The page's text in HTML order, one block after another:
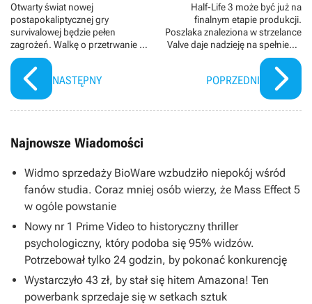
Otwarty świat nowej
postapokaliptycznej gry
survivalowej będzie pełen
zagrożeń. Walkę o przetrwanie w
Atomfall utrudnią nawet
wybuchające owce
NASTĘPNY
Half-Life 3 może być już na
finalnym etapie produkcji.
Poszlaka znaleziona w strzelance
Valve daje nadzieję na spełnienie
wieloletnich marzeń
POPRZEDNI
Najnowsze Wiadomości
Widmo sprzedaży BioWare wzbudziło niepokój wśród
fanów studia. Coraz mniej osób wierzy, że Mass Effect 5
w ogóle powstanie
Nowy nr 1 Prime Video to historyczny thriller
psychologiczny, który podoba się 95% widzów.
Potrzebował tylko 24 godzin, by pokonać konkurencję
Wystarczyło 43 zł, by stał się hitem Amazona! Ten
powerbank sprzedaje się w setkach sztuk